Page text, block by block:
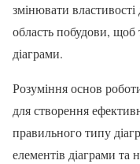
змінювати властивості
область побудови, щоб
діаграми.
Розуміння основ
для створення
правильного типу
елементів діаграми